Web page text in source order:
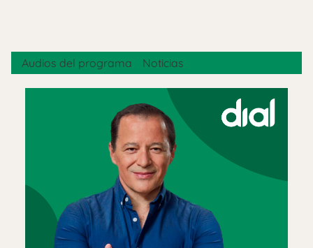
Audios del programa Noticias